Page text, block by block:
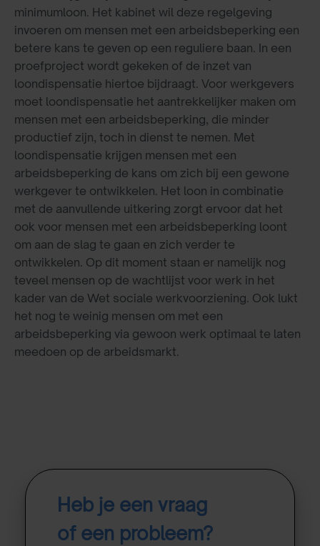
minimumloon. Het kabinet wil deze regelgeving
invoeren om mensen met een arbeidsbeperking een
betere kans te geven op een reguliere baan. In een
proefproject wordt gekeken of de inzet van
loondispensatie hiertoe bijdraagt. Voor werkgevers
moet loondispensatie het aantrekkelijker maken om
mensen met een arbeidsbeperking, die minder
productief zijn, toch in dienst te nemen. Met
loondispensatie krijgen mensen met een
arbeidsbeperking de kans om zich bij een gewone
werkgever te ontwikkelen. Het loon in combinatie
met de aanvullende uitkering zorgt ervoor dat het
ook voor mensen met een arbeidsbeperking loont
om aan de slag te gaan en zich verder te
ontwikkelen. Op dit moment staan er namelijk nog
teveel mensen op de wachtlijst voor werk in het
kader van de Wet sociale werkvoorziening. Ook lukt
het nog te weinig mensen om met een
arbeidsbeperking via gewoon werk optimaal te laten
meedoen op de arbeidsmarkt.
Heb je een vraag
of een probleem?